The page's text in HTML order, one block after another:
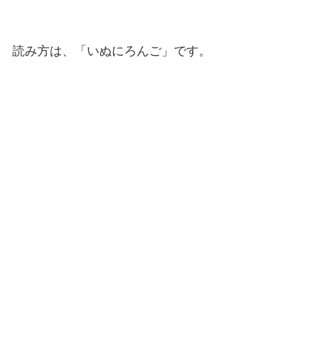
読み方は、「いぬにろんご」です。